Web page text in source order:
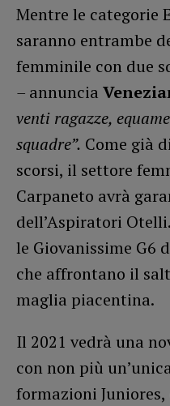
Mentre le categorie
saranno entrambe
femminile con due
– annuncia
venti ragazze,
squadre”. Come già
scorsi, il settore
Carpaneto avrà
dell’Aspiratori
le Giovanissime G6
che affrontano il
maglia piacentina.
Il 2021 vedrà una
con non più
formazioni